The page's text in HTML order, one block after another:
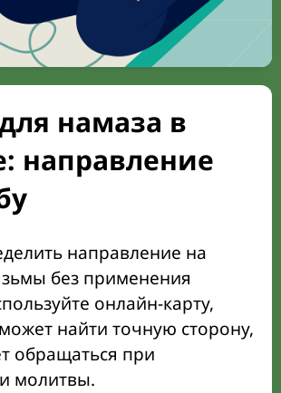
намаза в
направление
направление на
без применения
онлайн-карту,
найти точную сторону,
обращаться при
молитвы.